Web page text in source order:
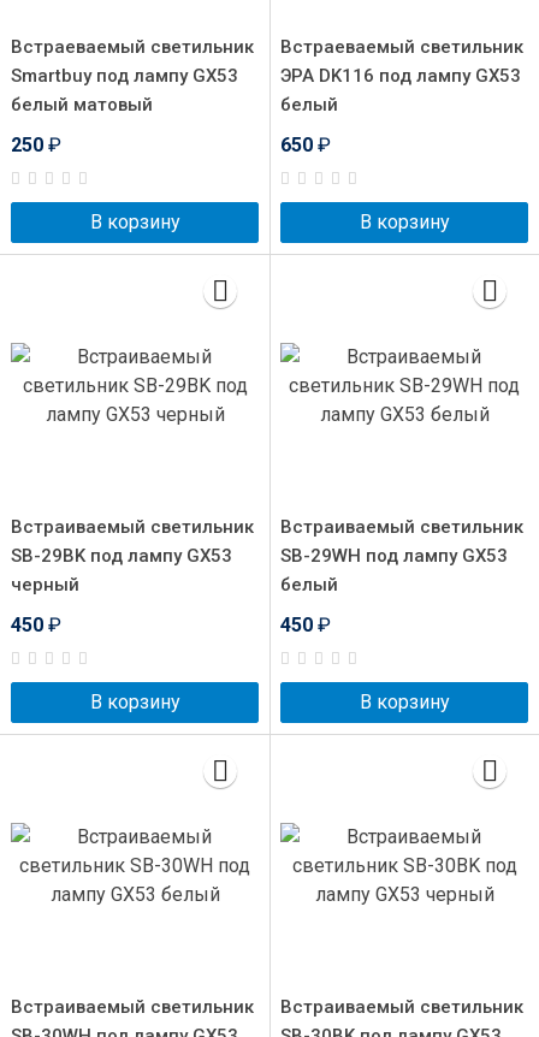
Встраеваемый светильник
Smartbuy под лампу GX53
белый матовый
250 ₽
В корзину
Встраеваемый светильник
ЭРА DK116 под лампу GX53
белый
650 ₽
В корзину
Встраиваемый светильник
SB-29BK под лампу GX53
черный
450 ₽
В корзину
Встраиваемый светильник
SB-29WH под лампу GX53
белый
450 ₽
В корзину
Встраиваемый светильник
Встраиваемый светильник